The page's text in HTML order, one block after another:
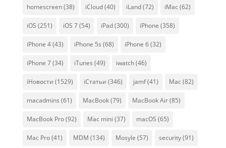
homescreen(38) iCloud(40) iLand(72) iMac (62)
iOS (251) iOS 7(54) iPad(300) iPhone (358)
iPhone 4(43) iPhone 5s (68) iPhone 6(32)
iPhone 7(34) iTunes (49) iwatch(46)
iНовости (1529) iСтатьи (346) jamf(41) Mac (82)
macadmins (61) MacBook(79) MacBook Air(85)
MacBook Pro(92) Mac mini (37) macOS (65)
Mac Pro(41) MDM (134) Mosyle (57) security(91)